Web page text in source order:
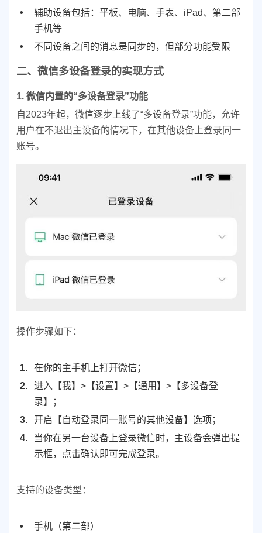
辅助设备包括：平板、电脑、手表、iPad、第二部
手机等
不同设备之间的消息是同步的，但部分功能受限
二、微信多设备登录的实现方式
1. 微信内置的“多设备登录”功能
自2023年起，微信逐步上线了“多设备登录”功能，允许
用户在不退出主设备的情况下，在其他设备上登录同一
账号。
操作步骤如下：
在你的主手机上打开微信；
进入【我】>【设置】>【通用】>【多设备登
录】；
开启【自动登录同一账号的其他设备】选项；
当你在另一台设备上登录微信时，主设备会弹出提
示框，点击确认即可完成登录。
支持的设备类型：
手机（第二部）